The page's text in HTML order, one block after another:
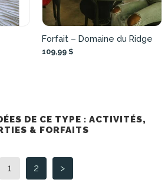
Forfait – Domaine du Ridge
109,99 $
DE CE TYPE : ACTIVITÉS,
& FORFAITS
1 2 >